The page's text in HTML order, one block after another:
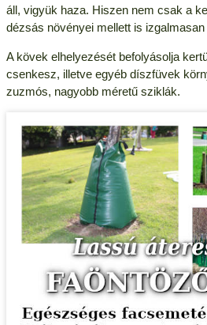
áll, vigyük haza. Hiszen nem csak a
dézsás növényei mellett is izgalmasan
A kövek elhelyezését befolyásolja
csenkesz, illetve egyéb díszfüvek
zuzmós, nagyobb méretű sziklák.